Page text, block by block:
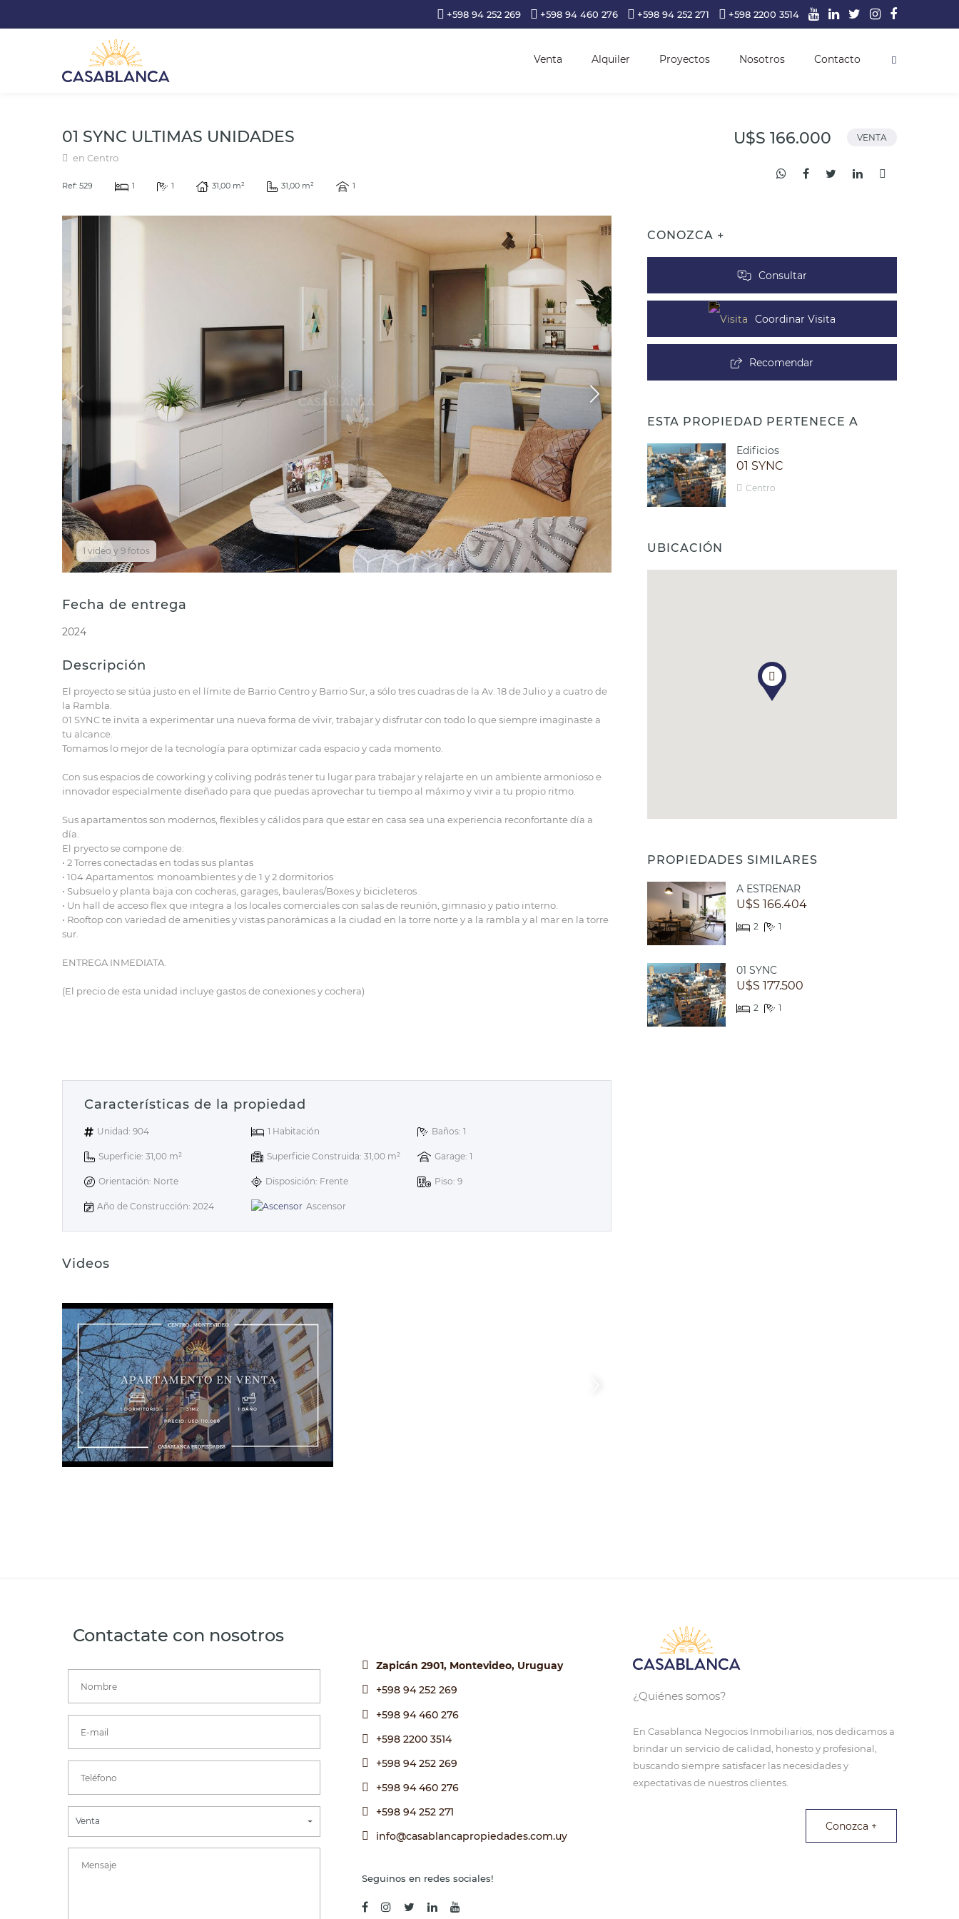
+598 94 252 269 +598 94 460 276 +598 94 252 271 +598 2200 3514
Venta Alquiler Proyectos Nosotros Contacto
01 SYNC ULTIMAS UNIDADES
en Centro
Ref: 529 1 1 31,00 m² 31,00 m² 1
U$S 166.000 VENTA
1 video y 9 fotos
Fecha de entrega
2024
Descripción
El proyecto se sitúa justo en el límite de Barrio Centro y Barrio Sur, a sólo tres cuadras de la Av. 18 de Julio y a cuatro de
la Rambla.
01 SYNC te invita a experimentar una nueva forma de vivir, trabajar y disfrutar con todo lo que siempre imaginaste a
tu alcance.
Tomamos lo mejor de la tecnología para optimizar cada espacio y cada momento.
Con sus espacios de coworking y coliving podrás tener tu lugar para trabajar y relajarte en un ambiente armonioso e
innovador especialmente diseñado para que puedas aprovechar tu tiempo al máximo y vivir a tu propio ritmo.
Sus apartamentos son modernos, flexibles y cálidos para que estar en casa sea una experiencia reconfortante día a
día.
El pryecto se compone de:
• 2 Torres conectadas en todas sus plantas
• 104 Apartamentos: monoambientes y de 1 y 2 dormitorios
• Subsuelo y planta baja con cocheras, garages, bauleras/Boxes y bicicleteros .
• Un hall de acceso flex que integra a los locales comerciales con salas de reunión, gimnasio y patio interno.
• Rooftop con variedad de amenities y vistas panorámicas a la ciudad en la torre norte y a la rambla y al mar en la torre
sur.
ENTREGA INMEDIATA.
(El precio de esta unidad incluye gastos de conexiones y cochera)
Características de la propiedad
Unidad: 904 1 Habitación Baños: 1
Superficie: 31,00 m² Superficie Construida: 31,00 m² Garage: 1
Orientación: Norte Disposición: Frente Piso: 9
Año de Construcción: 2024 Ascensor
Videos
CONOZCA +
Consultar
Coordinar Visita
Recomendar
ESTA PROPIEDAD PERTENECE A
Edificios
01 SYNC
Centro
UBICACIÓN
PROPIEDADES SIMILARES
A ESTRENAR
U$S 166.404
2 1
01 SYNC
U$S 177.500
2 1
Contactate con nosotros
Venta
Zapicán 2901, Montevideo, Uruguay
+598 94 252 269
+598 94 460 276
+598 2200 3514
+598 94 252 269
+598 94 460 276
+598 94 252 271
info@casablancapropiedades.com.uy
Seguinos en redes sociales!
¿Quiénes somos?
En Casablanca Negocios Inmobiliarios, nos dedicamos a
brindar un servicio de calidad, honesto y profesional,
buscando siempre satisfacer las necesidades y
expectativas de nuestros clientes.
Conozca +